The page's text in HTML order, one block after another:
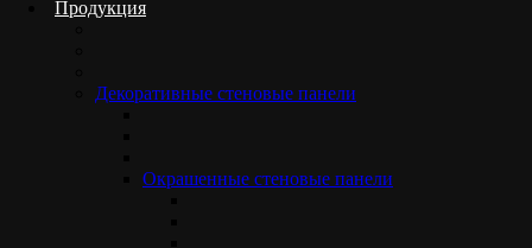
Продукция
Декоративные стеновые панели
Окрашенные стеновые панели
+7 495 133 85 70
Реквизиты